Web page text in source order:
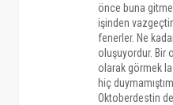
önce buna
işinden
fenerler. Ne
oluşuyordur. Bir
olarak görmek
hiç
Oktoberdestin